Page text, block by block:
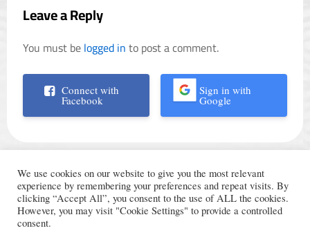
Leave a Reply
You must belogged into post a comment.
Connect with
Facebook
Sign in with
Google
© Trading Arabic 2024
الأحكام والشروط
We use cookies on our website to give you the most relevant
experience by remembering your preferences and repeat visits. By
clicking “Accept All”, you consent to the use of ALL the cookies.
However, you may visit "Cookie Settings" to provide a controlled
consent.